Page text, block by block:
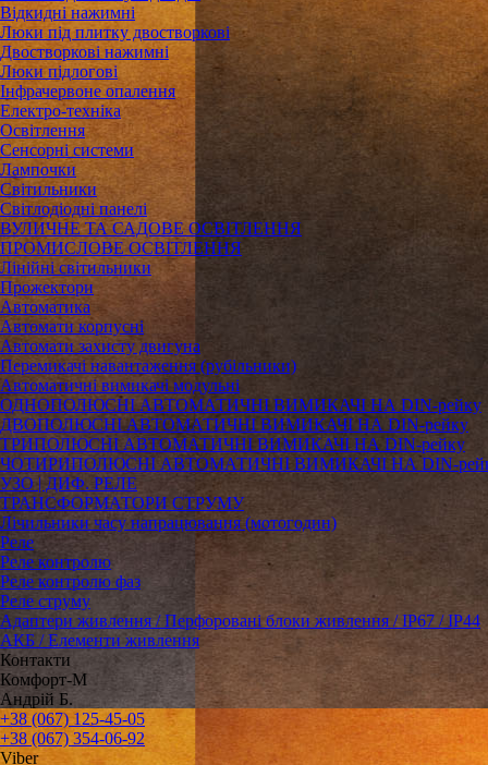
Відкидні нажимні
Люки під плитку двостворкові
Двостворкові нажимні
Люки підлогові
Інфрачервоне опалення
Електро-техніка
Освітлення
Сенсорні системи
Лампочки
Світильники
Світлодіодні панелі
ВУЛИЧНЕ ТА САДОВЕ ОСВІТЛЕННЯ
ПРОМИСЛОВЕ ОСВІТЛЕННЯ
Лінійні світильники
Прожектори
Автоматика
Автомати корпусні
Автомати захисту двигуна
Перемикачі навантаження (рубільники)
Автоматичні вимикачі модульні
ОДНОПОЛЮСНІ АВТОМАТИЧНІ ВИМИКАЧІ НА DIN-рейку
ДВОПОЛЮСНІ АВТОМАТИЧНІ ВИМИКАЧІ НА DIN-рейку
ТРИПОЛЮСНІ АВТОМАТИЧНІ ВИМИКАЧІ НА DIN-рейку
ЧОТИРИПОЛЮСНІ АВТОМАТИЧНІ ВИМИКАЧІ НА DIN-
УЗО | ДИФ. РЕЛЕ
ТРАНСФОРМАТОРИ СТРУМУ
Лічильники часу напрацювання (мотогодин)
Реле
Реле контролю
Реле контролю фаз
Реле струму
Адаптери живлення / Перфоровані блоки живлення / IP67 / IP44
АКБ / Елементи живлення
Контакти
Комфорт-М
Андрій Б.
+38 (067) 125-45-05
+38 (067) 354-06-92
Viber